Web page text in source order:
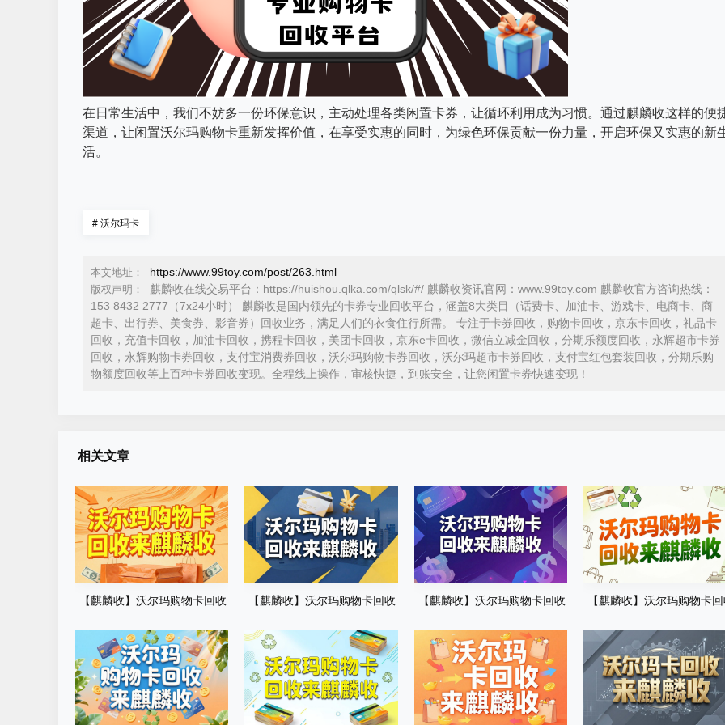
在日常生活中，我们不妨多一份环保意识，主动处理各类闲置卡券，让循环利用成为习惯。通过麒麟收这样的便
渠道，让闲置沃尔玛购物卡重新发挥价值，在享受实惠的同时，为绿色环保贡献一份力量，开启环保又实惠的新
活。
# 沃尔玛卡
本文地址： https://www.99toy.com/post/263.html
版权声明：
麒麟收在线交易平台：https://huishou.qlka.com/qlsk/#/ 麒麟收资讯官网：www.99toy.com 麒麟收官方咨询热线：
153 8432 2777（7x24小时） 麒麟收是国内领先的卡券专业回收平台，涵盖8大类目（话费卡、加油卡、游戏卡、电商卡、商
超卡、出行券、美食券、影音券）回收业务，满足人们的衣食住行所需。 专注于卡券回收，购物卡回收，京东卡回收，礼品卡
回收，充值卡回收，加油卡回收，携程卡回收，美团卡回收，京东e卡回收，微信立减金回收，分期乐额度回收，永辉超市卡券
回收，永辉购物卡券回收，支付宝消费券回收，沃尔玛购物卡券回收，沃尔玛超市卡券回收，支付宝红包套装回收，分期乐购
物额度回收等上百种卡券回收变现。全程线上操作，审核快捷，到账安全，让您闲置卡券快速变现！
相关文章
【麒麟收】沃尔玛购物卡回收
知识
【麒麟收】沃尔玛购物卡回收
理攻略
【麒麟收】沃尔玛购物卡回收
方法
【麒麟收】沃尔玛购物卡
享